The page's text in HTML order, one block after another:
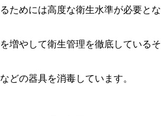
ためには高度な衛生水準が必要とな
増やして衛生管理を徹底しているそ
どの器具を消毒しています。